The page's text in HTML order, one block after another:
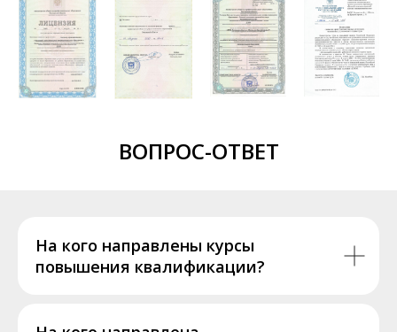
ВОПРОС-ОТВЕТ
На кого направлены курсы
повышения квалификации?